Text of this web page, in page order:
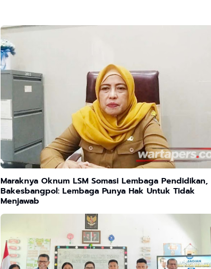
Maraknya Oknum LSM Somasi Lembaga Pendidikan,
Bakesbangpol: Lembaga Punya Hak Untuk Tidak
Menjawab